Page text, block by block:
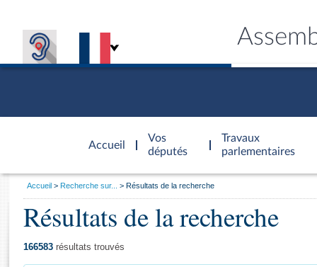
Accueil
d'accueil
Vos
députés
Travaux
parlementaires
Général
Vous
Accueil Recherche sur... Résultats de la recherche
Résultats de la recherche
166583 résultats trouvés